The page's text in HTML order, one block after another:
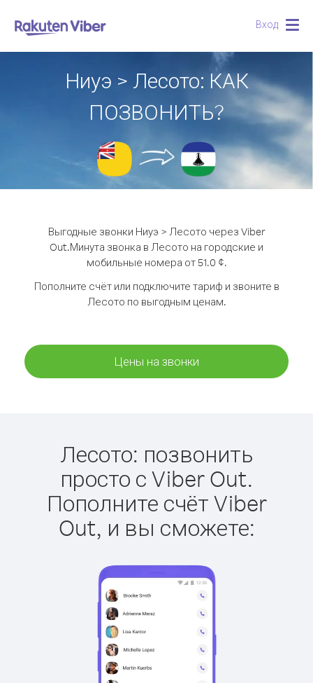
Вход
Ниуэ > Лесото: КАК
ПОЗВОНИТЬ?
Выгодные звонки Ниуэ > Лесото через Viber
Out.Минута звонка в Лесото на городские и
мобильные номера от 51.0 ¢.
Пополните счёт или подключите тариф и звоните в
Лесото по выгодным ценам.
Цены на звонки
Лесото: позвонить
просто с Viber Out.
Пополните счёт Viber
Out, и вы сможете: